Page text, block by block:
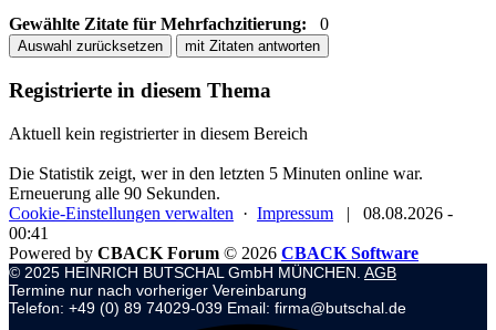
Gewählte Zitate für Mehrfachzitierung: 0
Auswahl zurücksetzen mit Zitaten antworten
Registrierte in diesem Thema
Aktuell kein registrierter in diesem Bereich
Die Statistik zeigt, wer in den letzten 5 Minuten online war.
Erneuerung alle 90 Sekunden.
Cookie-Einstellungen verwalten · Impressum |
08.08.2026 -
00:41
Powered by CBACK Forum © 2026 CBACK Software
© 2025 HEINRICH BUTSCHAL GmbH MÜNCHEN. AGB
Termine nur nach vorheriger Vereinbarung
Telefon: +49 (0) 89 74029-039 Email: firma@butschal.de